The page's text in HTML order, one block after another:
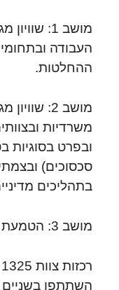
מושב 1:
העבודה
ההחלטות.
מושב 2:
משרדיות
ובפרט בסוגיות
סכסוכים)
בתהליכים
מושב 3: הטמעת חשיבה מגדרית
השתתפו